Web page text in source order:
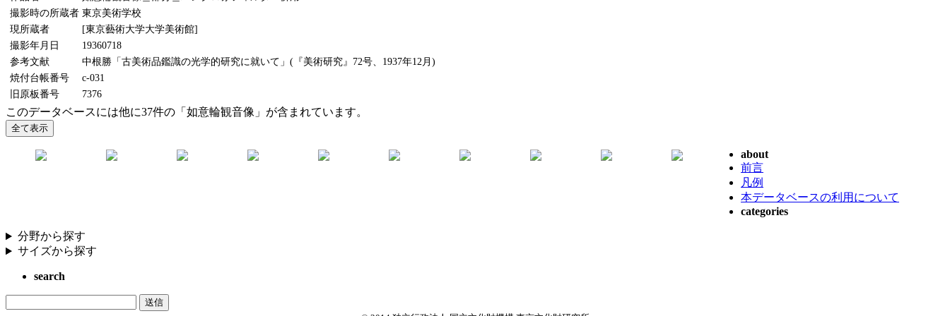
撮影時の所蔵者 東京美術学校
現所蔵者
[東京藝術大学大学美術館]
撮影年月日
19360718
参考文献
中根勝「古美術品鑑識の光学的研究に就いて」(『美術研究』72号、1937年12月)
焼付台帳番号
c-031
旧原板番号
7376
このデータベースには他に37件の「如意輪観音像」が含まれています。
about
前言
凡例
本データベースの利用について
categories
分野から探す
サイズから探す
search